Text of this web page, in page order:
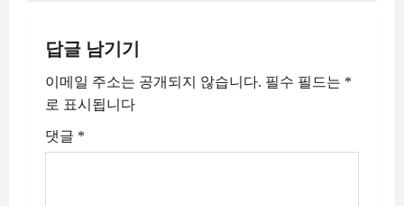
답글 남기기
이메일 주소는 공개되지 않습니다. 필수 필드는 *
로 표시됩니다
댓글 *